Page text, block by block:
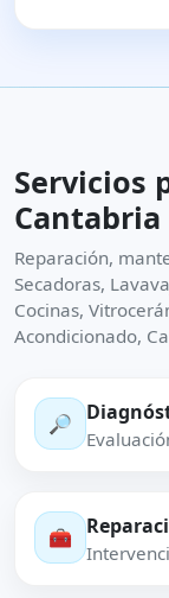
Servicios
Cantabria
Reparación,
Secadoras,
Cocinas,
Acondicionado,
🔎
🧰